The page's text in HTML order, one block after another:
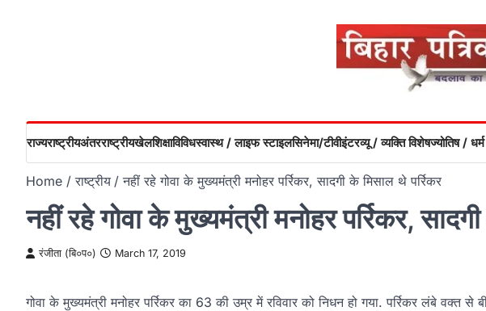
राज्यराष्ट्रीयअंतरराष्ट्रीयखेलशिक्षाविविधस्वास्थ / लाइफ स्टाइलसिनेमा/टीवीइंटरव्यू / व्यक्ति विशेषज्योतिष / धर्म
Home राष्ट्रीय नहीं रहे गोवा के मुख्यमंत्री मनोहर पर्रिकर, सादगी के मिसाल थे पर्रिकर
नहीं रहे गोवा के मुख्यमंत्री मनोहर पर्रिकर,
रंजीता (बि०प०) March 17, 2019
गोवा के मुख्यमंत्री मनोहर पर्रिकर का 63 की उम्र में रविवार को निधन हो गया. पर्रिकर लंबे